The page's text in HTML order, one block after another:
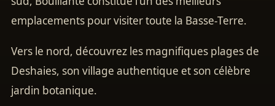
emplacements pour visiter toute la Basse-Terre.
Vers le nord, découvrez les magnifiques plages de
Deshaies, son village authentique et son célèbre
jardin botanique.